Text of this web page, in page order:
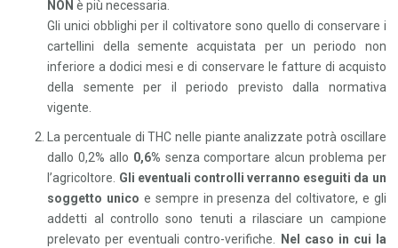
NON è più necessaria.
Gli unici obblighi per il coltivatore sono quello di conservare i
cartellini della semente acquistata per un periodo non
inferiore a dodici mesi e di conservare le fatture di acquisto
della semente per il periodo previsto dalla normativa
vigente.
La percentuale di THC nelle piante analizzate potrà oscillare
dallo 0,2% allo 0,6% senza comportare alcun problema per
l’agricoltore. Gli eventuali controlli verranno eseguiti da un
soggetto unico e sempre in presenza del coltivatore, e gli
addetti al controllo sono tenuti a rilasciare un campione
prelevato per eventuali contro-verifiche.
Nel caso in cui la